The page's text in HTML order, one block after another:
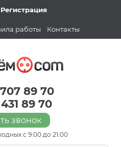
Регистрация
работы Контакты
89 70
89 70
звонок
с 9:00 до 21:00